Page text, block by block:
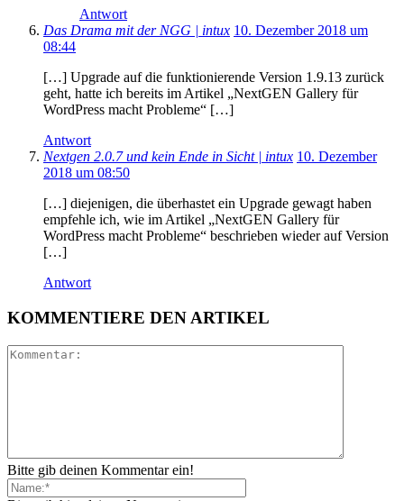
Antwort
Das Drama mit der NGG | intux 10. Dezember 2018 um
08:44
[…] Upgrade auf die funktionierende Version 1.9.13 zurück
geht, hatte ich bereits im Artikel „NextGEN Gallery für
WordPress macht Probleme“ […]
Antwort
Nextgen 2.0.7 und kein Ende in Sicht | intux 10. Dezember
2018 um 08:50
[…] diejenigen, die überhastet ein Upgrade gewagt haben
empfehle ich, wie im Artikel „NextGEN Gallery für
WordPress macht Probleme“ beschrieben wieder auf Version
[…]
Antwort
KOMMENTIERE DEN ARTIKEL
Bitte gib deinen Kommentar ein!